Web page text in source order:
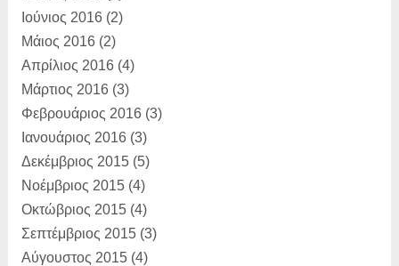
Ιούνιος 2016(2)
Μάιος 2016(2)
Απρίλιος 2016(4)
Μάρτιος 2016(3)
Φεβρουάριος 2016(3)
Ιανουάριος 2016(3)
Δεκέμβριος 2015(5)
Νοέμβριος 2015(4)
Οκτώβριος 2015(4)
Σεπτέμβριος 2015(3)
Αύγουστος 2015(4)